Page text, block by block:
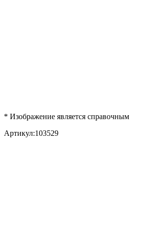
* Изображение является справочным
Артикул:103529